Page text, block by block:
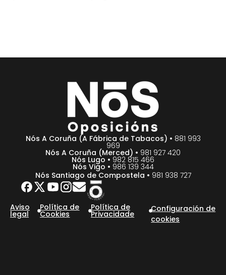
Nós A Coruña (A Fábrica de Tabacos) • 881 993
969
Nós A Coruña (Merced) • 981 927 420
Nós Lugo • 982 815 466
Nós Vigo • 986 139 344
Nós Santiago de Compostela • 981 938 727
Aviso
legal
Política de
Cookies
Política de
Privacidade
Configuración de
cookies